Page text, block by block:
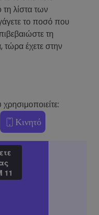
λίστα των
το ποσό που
τη
τώρα έχετε στην
Κινητό